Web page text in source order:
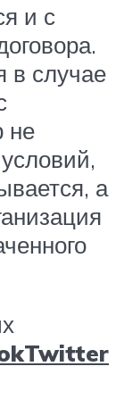
и с
в случае
не
а
Twitter